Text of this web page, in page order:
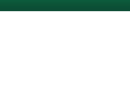
畜牧与兽药研究所2026年